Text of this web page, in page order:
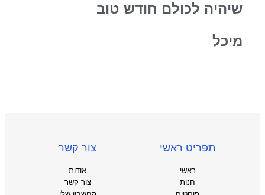
שיהיה לכולם חודש טוב
מיכל
תפריט ראשי
ראשי
חנות
צור קשר
אודות
צור קשר